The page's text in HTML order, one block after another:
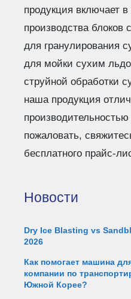
продукция включает
производства
для гранулирования
для мойки сухим
струйной обработки
наша продукция
пожаловать,
бесплатного прайс-
Новости
Dry Ice Blasting vs
2026
Как помогает машина
компании по
Южной Корее?